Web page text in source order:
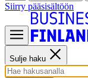
Siirry pääsisältöön
Sulje haku